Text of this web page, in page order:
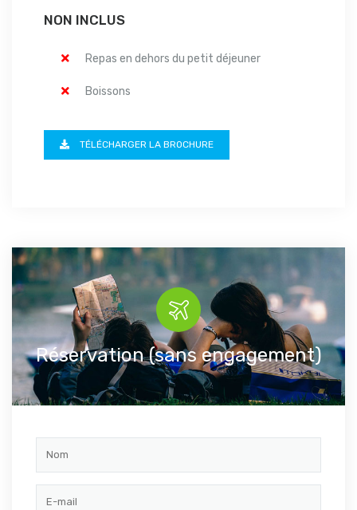
NON INCLUS
Repas en dehors du petit déjeuner
Boissons
TÉLÉCHARGER LA BROCHURE
Réservation (sans engagement)